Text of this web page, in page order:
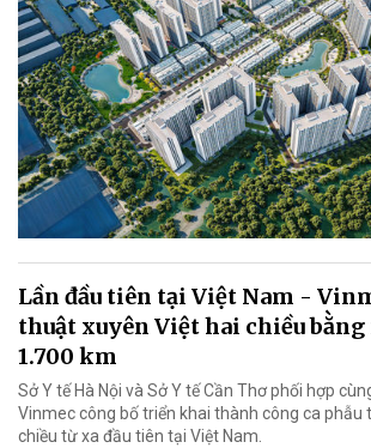
Lần đầu tiên tại Việt Nam -
thuật xuyên Việt hai chiều bằng
1.700 km
Sở Y tế Hà Nội và Sở Y tế Cần Thơ phối hợp
Vinmec công bố triển khai thành công ca phẫu
chiều từ xa đầu tiên tại Việt Nam.